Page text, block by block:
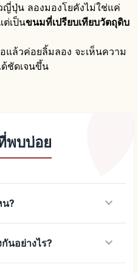
ญี่ปุ่น ลองมองโยคังไม่ใช่แค่
ต่เป็นขนมที่เปรียบเทียบวัตถุดิบ
แล้วค่อยลิ้มลอง จะเห็นความ
ชัดเจนขึ้น
พบบ่อย
? keyboard_arrow_down
นอย่างไร? keyboard_arrow_down